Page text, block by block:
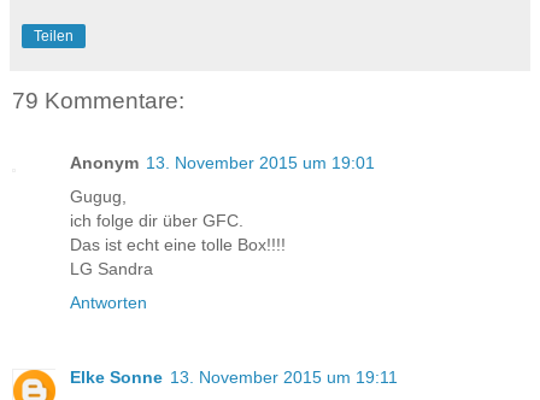
Teilen
79 Kommentare:
Anonym 13. November 2015 um 19:01
Gugug,
ich folge dir über GFC.
Das ist echt eine tolle Box!!!!
LG Sandra
Antworten
Elke Sonne 13. November 2015 um 19:11